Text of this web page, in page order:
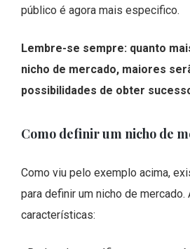
público é agora mais especifico.
Lembre-se sempre: quanto
nicho de mercado, maiores
possibilidades de obter
Como definir um nicho de
Como viu pelo exemplo acima,
para definir um nicho de mercado.
características: